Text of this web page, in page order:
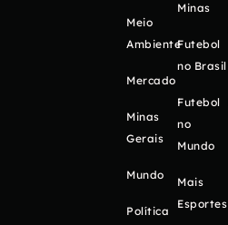
Meio
Ambiente
Mercado
Minas
Gerais
Mundo
Política
Minas
Futebol
no Brasil
Futebol
no
Mundo
Mais
Esportes